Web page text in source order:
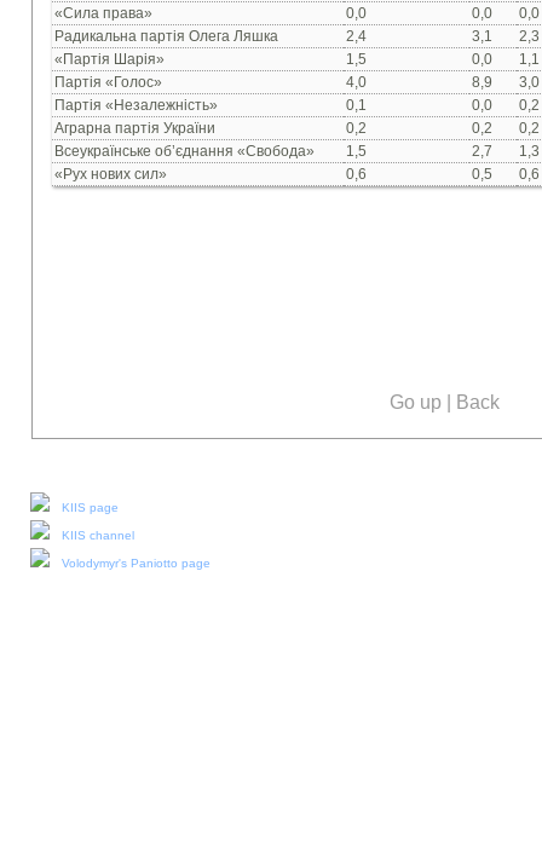
«Сила права»
0,0 0,0
0,0
Радикальна партія Олега Ляшка
2,4 3,1
2,3
«Партія Шарія»
1,5 0,0
1,1
Партія «Голос»
4,0 8,9
3,0
Партія «Незалежність»
0,1 0,0
0,2
Аграрна партія України
0,2 0,2
0,2
Всеукраїнське об’єднання «Свобода»
1,5 2,7
1,3
«Рух нових сил»
0,6 0,5 0,6
Go up | Back
KIIS page
KIIS channel
Volodymyr's Paniotto page